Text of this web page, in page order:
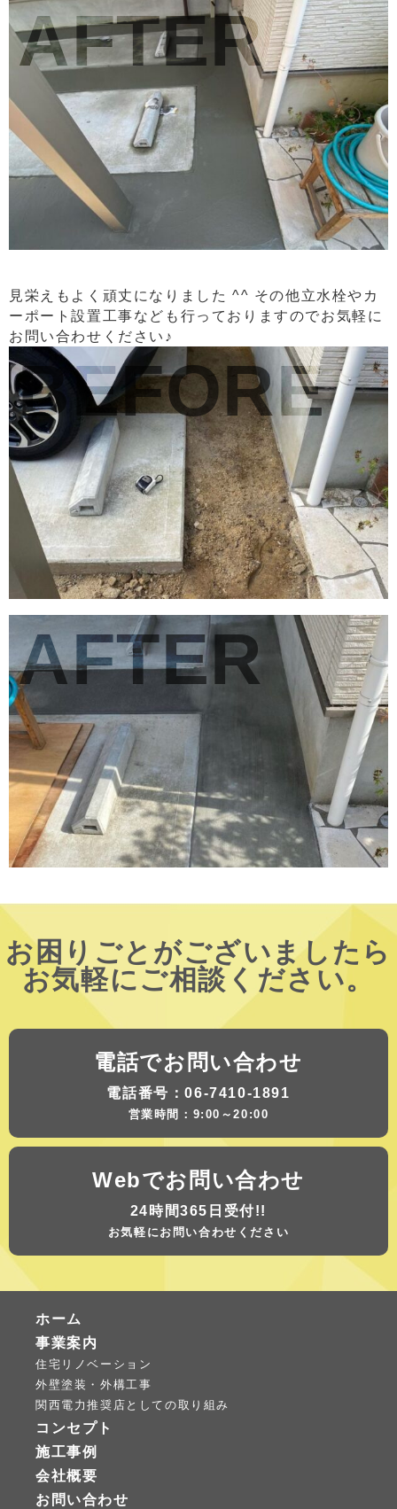
AFTER
BEFORE
見栄えもよく頑丈になりました ^^ その他立水栓やカ
ーポート設置工事なども行っておりますのでお気軽に
お問い合わせください♪
AFTER
お困りごとがございましたら
お気軽にご相談ください。
電話でお問い合わせ
電話番号：06-7410-1891
営業時間：9:00～20:00
Webでお問い合わせ
24時間365日受付!!
お気軽にお問い合わせください
ホーム
事業案内
住宅リノベーション
外壁塗装・外構工事
関西電力推奨店としての取り組み
コンセプト
施工事例
会社概要
お問い合わせ